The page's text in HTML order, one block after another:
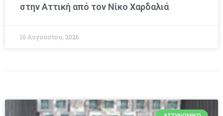
στην Αττική από τον Νίκο Χαρδαλιά
10 Αυγούστου, 2026